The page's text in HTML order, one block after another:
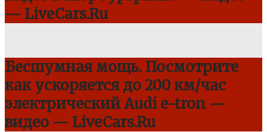
— LiveCars.Ru
Бесшумная мощь. Посмотрите
как ускоряется до 200 км/час
электрический Audi e-tron —
видео — LiveCars.Ru